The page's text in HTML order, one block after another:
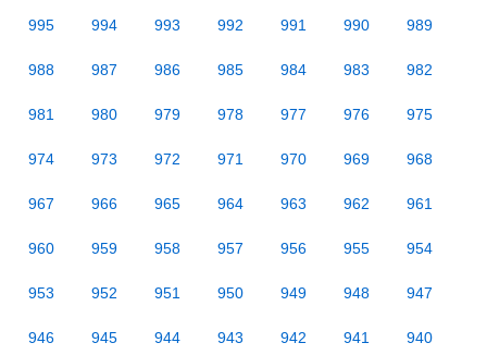
995 994 993 992 991 990 989
988 987 986 985 984 983 982
981 980 979 978 977 976 975
974 973 972 971 970 969 968
967 966 965 964 963 962 961
960 959 958 957 956 955 954
953 952 951 950 949 948 947
946 945 944 943 942 941 940